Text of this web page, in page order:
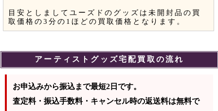
目安としましてユーズドのグッズは未開封品の買
取価格の3分の1ほどの買取価格となります。
アーティストグッズ宅配買取の流れ
お申込みから振込まで最短2日です。
査定料・振込手数料・キャンセル時の返送料は無料で